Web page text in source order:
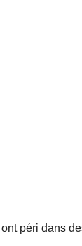
péri dans